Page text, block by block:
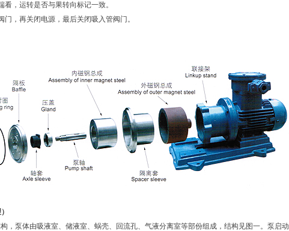
，运转是否与果转向标记一致。
，再关闭电源，最后关闭吸入管阀门。
，泵体由吸液室、储液室、蜗壳、回流孔、气液分离室等部份组成，结构见图一。泵启动